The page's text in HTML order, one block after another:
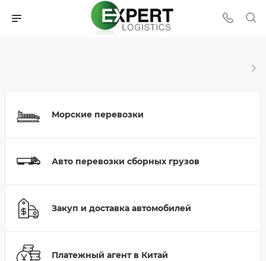
Морские перевозки
Авто перевозки сборных грузов
Закуп и доставка автомобилей
Платежный агент в Китай